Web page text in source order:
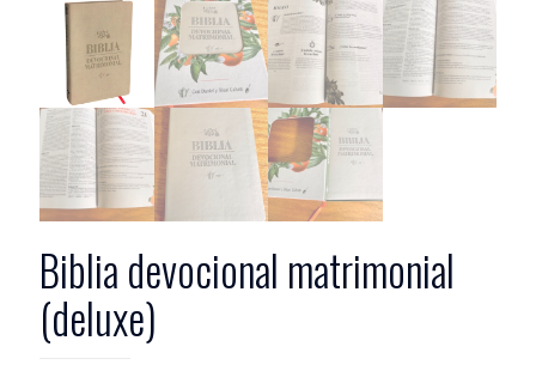
Biblia devocional matrimonial
(deluxe)